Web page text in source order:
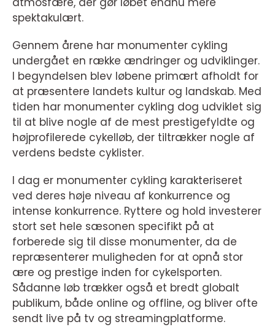
spektakulært.
Gennem årene har monumenter cykling
undergået en række ændringer og udviklinger.
I begyndelsen blev løbene primært afholdt for
at præsentere landets kultur og landskab. Med
tiden har monumenter cykling dog udviklet sig
til at blive nogle af de mest prestigefyldte og
højprofilerede cykelløb, der tiltrækker nogle af
verdens bedste cyklister.
I dag er monumenter cykling karakteriseret
ved deres høje niveau af konkurrence og
intense konkurrence. Ryttere og hold investerer
stort set hele sæsonen specifikt på at
forberede sig til disse monumenter, da de
repræsenterer muligheden for at opnå stor
ære og prestige inden for cykelsporten.
Sådanne løb trækker også et bredt globalt
publikum, både online og offline, og bliver ofte
sendt live på tv og streamingplatforme.